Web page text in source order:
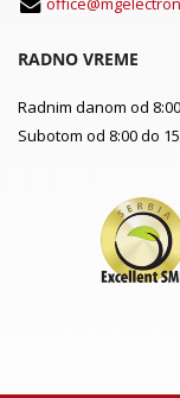
RADNO VREME
Radnim danom od
Subotom od 8:00 do